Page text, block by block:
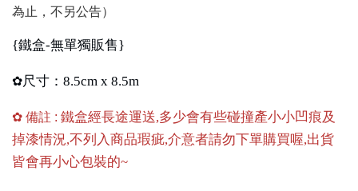
為止，不另公告）
{鐵盒-無單獨販售}
✿尺寸：8.5cm x 8.5m
✿ 備註 : 鐵盒經長途運送,多少會有些碰撞產小小凹痕及
掉漆情況,不列入商品瑕疵,介意者請勿下單購買喔,出貨
皆會再小心包裝的~